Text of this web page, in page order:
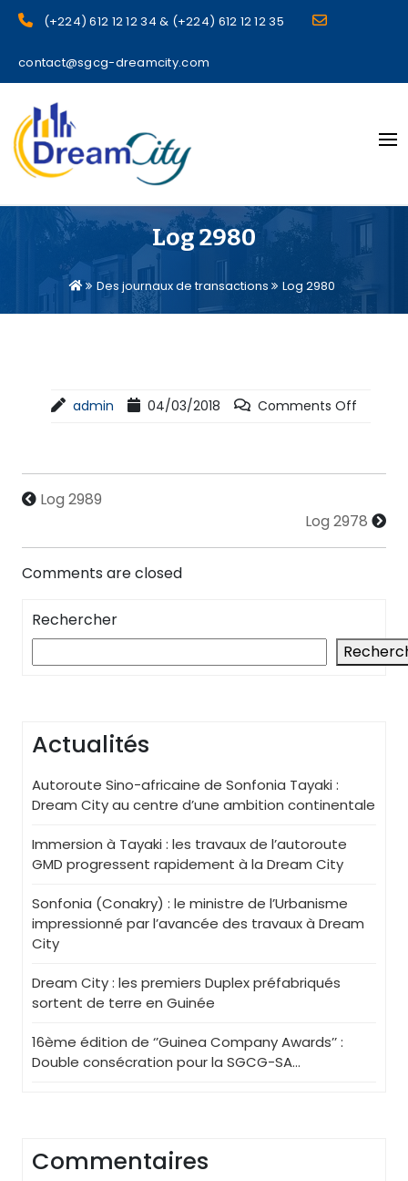
(+224) 612 12 12 34 & (+224) 612 12 12 35
contact@sgcg-dreamcity.com
sgcg dreamcity
Log 2980
Des journaux de transactions Log 2980
admin 04/03/2018 Comments Off
Log 2989
Log 2978
Comments are closed
Rechercher
Actualités
Autoroute Sino-africaine de Sonfonia Tayaki :
Dream City au centre d’une ambition continentale
Immersion à Tayaki : les travaux de l’autoroute
GMD progressent rapidement à la Dream City
Sonfonia (Conakry) : le ministre de l’Urbanisme
impressionné par l’avancée des travaux à Dream
City
Dream City : les premiers Duplex préfabriqués
sortent de terre en Guinée
16ème édition de ‘’Guinea Company Awards’’ :
Double consécration pour la SGCG-SA…
Commentaires